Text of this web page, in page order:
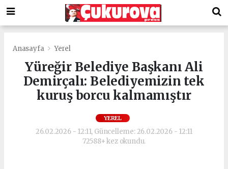
Anasayfa Yerel
Yüreğir Belediye Başkanı Ali
Demirçalı: Belediyemizin tek
kuruş borcu kalmamıştır
YEREL
26.02.2026 - 12:11, Güncelleme: 26.02.2026 - 12:11
72588+ kez okundu.